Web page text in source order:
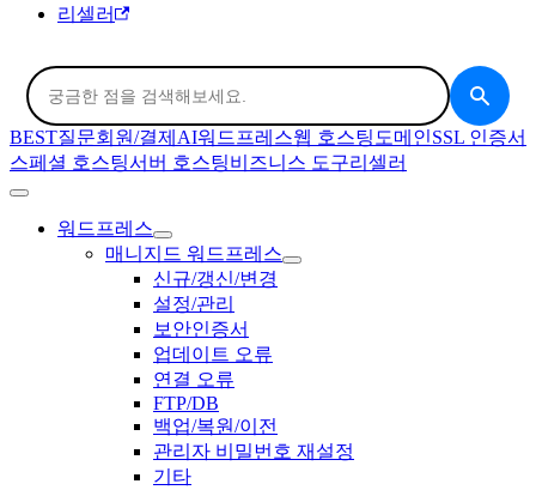
리셀러
BEST질문회원/결제 AI워드프레스웹 호스팅 도메인SSL 인증서
스페셜 호스팅서버 호스팅비즈니스 도구리셀러
워드프레스
매니지드 워드프레스
신규/갱신/변경
설정/관리
보안인증서
업데이트 오류
연결 오류
FTP/DB
백업/복원/이전
관리자 비밀번호 재설정
기타